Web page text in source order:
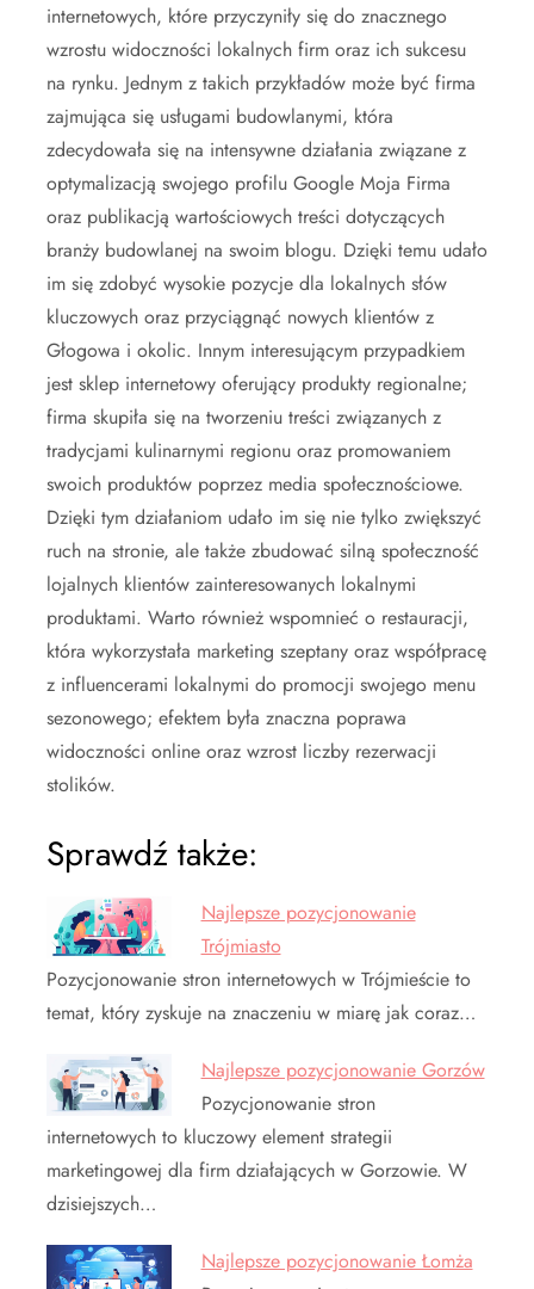
internetowych, które przyczyniły się do znacznego
wzrostu widoczności lokalnych firm oraz ich sukcesu
na rynku. Jednym z takich przykładów może być firma
zajmująca się usługami budowlanymi, która
zdecydowała się na intensywne działania związane z
optymalizacją swojego profilu Google Moja Firma
oraz publikacją wartościowych treści dotyczących
branży budowlanej na swoim blogu. Dzięki temu udało
im się zdobyć wysokie pozycje dla lokalnych słów
kluczowych oraz przyciągnąć nowych klientów z
Głogowa i okolic. Innym interesującym przypadkiem
jest sklep internetowy oferujący produkty regionalne;
firma skupiła się na tworzeniu treści związanych z
tradycjami kulinarnymi regionu oraz promowaniem
swoich produktów poprzez media społecznościowe.
Dzięki tym działaniom udało im się nie tylko zwiększyć
ruch na stronie, ale także zbudować silną społeczność
lojalnych klientów zainteresowanych lokalnymi
produktami. Warto również wspomnieć o restauracji,
która wykorzystała marketing szeptany oraz współpracę
z influencerami lokalnymi do promocji swojego menu
sezonowego; efektem była znaczna poprawa
widoczności online oraz wzrost liczby rezerwacji
stolików.
Sprawdź także:
Najlepsze pozycjonowanie
Trójmiasto
Pozycjonowanie stron internetowych w Trójmieście to
temat, który zyskuje na znaczeniu w miarę jak coraz…
Najlepsze pozycjonowanie Gorzów
Pozycjonowanie stron
internetowych to kluczowy element strategii
marketingowej dla firm działających w Gorzowie. W
dzisiejszych…
Najlepsze pozycjonowanie Łomża